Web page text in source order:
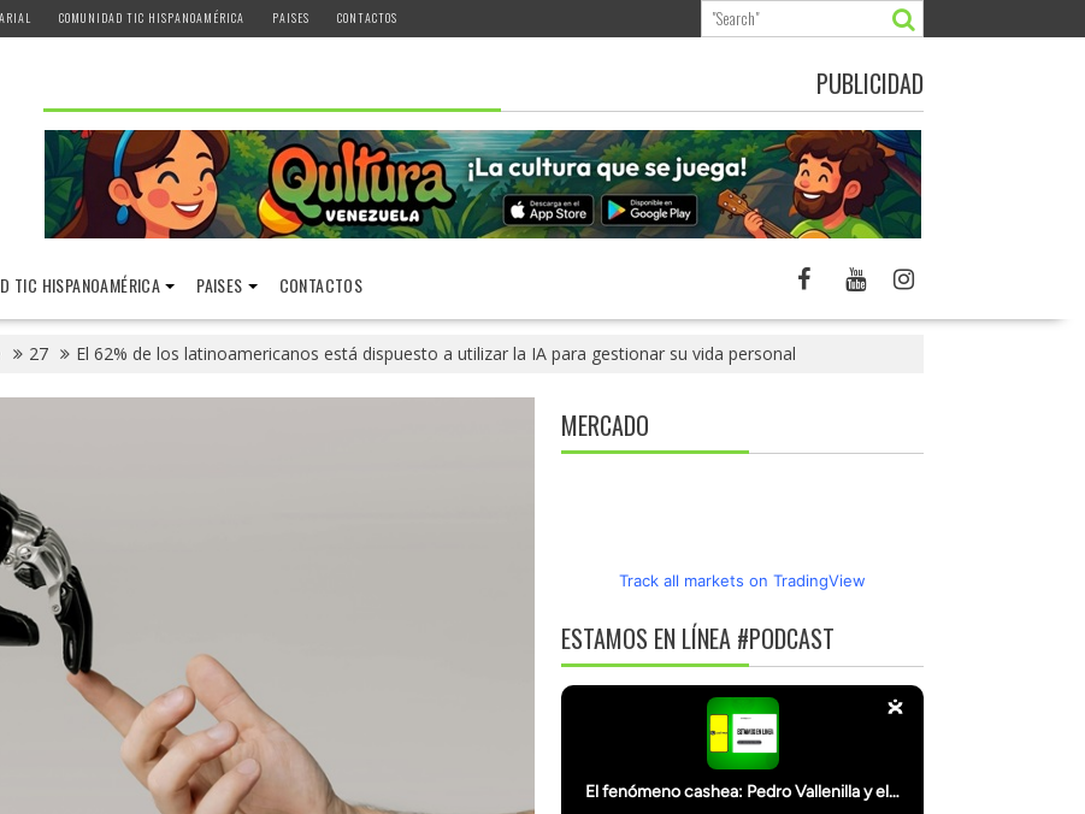
COMUNIDAD TIC HISPANOAMÉRICA PAISES CONTACTOS
PUBLICIDAD
TIC HISPANOAMÉRICA PAISES CONTACTOS
27 El 62% de los latinoamericanos está dispuesto a utilizar la IA para gestionar su vida personal
MERCADO
Track all markets on TradingView
ESTAMOS EN LÍNEA #PODCAST